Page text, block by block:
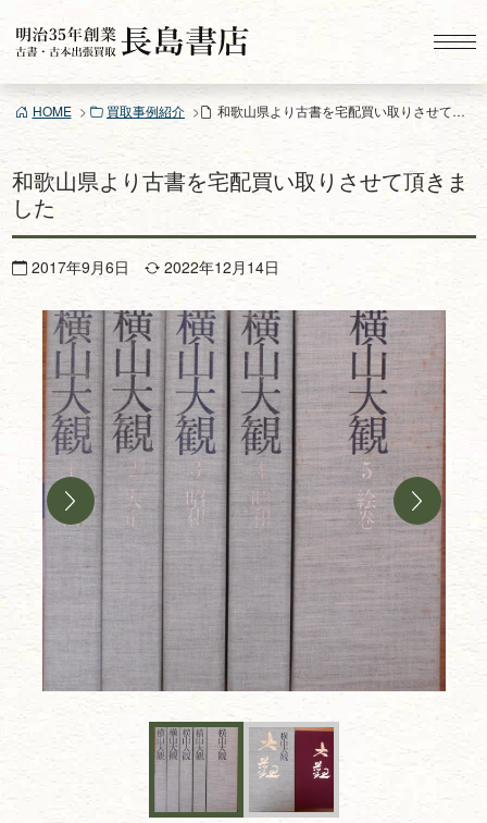
ン
ツ
ス
キ
HOME 買取事例紹介 和歌山県より古書を宅配買い取りさせて頂きました
和歌山県より古書を宅配買い取りさせて頂きま
した
2017年9月6日 2022年12月14日